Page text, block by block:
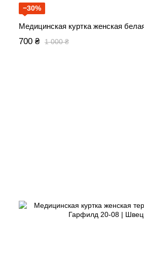
−30%
Медицинская куртка женская
1 000 ₴
700 ₴